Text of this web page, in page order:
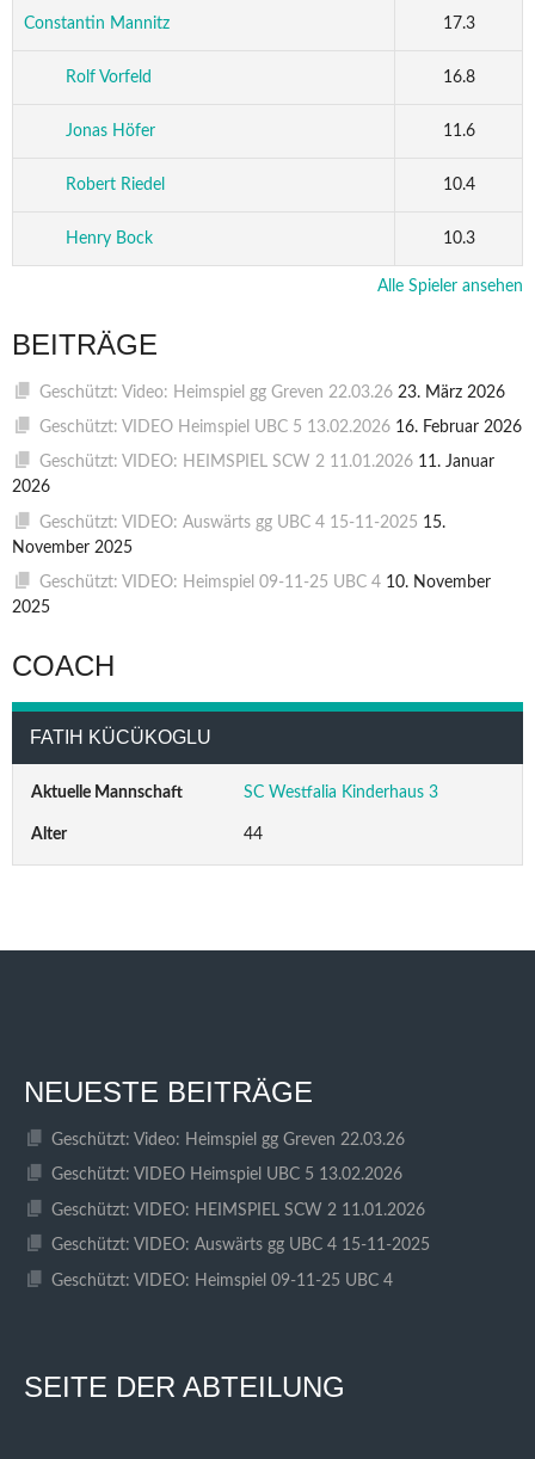
Constantin Mannitz 17.3
Rolf Vorfeld 16.8
Jonas Höfer 11.6
Robert Riedel 10.4
Henry Bock 10.3
Alle Spieler ansehen
BEITRÄGE
Geschützt: Video: Heimspiel gg Greven 22.03.26 23. März 2026
Geschützt: VIDEO Heimspiel UBC 5 13.02.2026 16. Februar 2026
Geschützt: VIDEO: HEIMSPIEL SCW 2 11.01.2026 11. Januar
2026
Geschützt: VIDEO: Auswärts gg UBC 4 15-11-2025 15.
November 2025
Geschützt: VIDEO: Heimspiel 09-11-25 UBC 4 10. November
2025
COACH
FATIH KÜCÜKOGLU
Aktuelle Mannschaft SC Westfalia Kinderhaus 3
Alter 44
NEUESTE BEITRÄGE
Geschützt: Video: Heimspiel gg Greven 22.03.26
Geschützt: VIDEO Heimspiel UBC 5 13.02.2026
Geschützt: VIDEO: HEIMSPIEL SCW 2 11.01.2026
Geschützt: VIDEO: Auswärts gg UBC 4 15-11-2025
Geschützt: VIDEO: Heimspiel 09-11-25 UBC 4
SEITE DER ABTEILUNG